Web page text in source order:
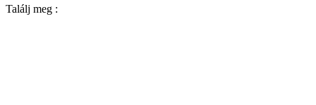
Találj meg :